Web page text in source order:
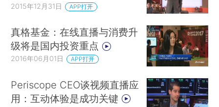
2015年12月31日 APP打开
真格基金：在线直播与消费升
级将是国内投资重点
2016年06月01日 APP打开
Periscope CEO谈视频直播应
用：互动体验是成功关键